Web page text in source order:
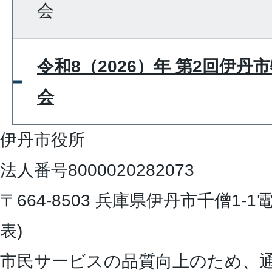
会
令和8（2026）年 第2回伊丹
会
伊丹市役所
法人番号8000020282073
〒664-8503 兵庫県伊丹市千僧1-1
表)
市民サービスの品質向上のため、